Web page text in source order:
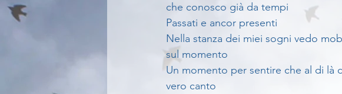
che conosco già da tempi
Passati e ancor presenti
Nella stanza dei miei sogni vedo
sul momento
Un momento per sentire che al di là
vero canto